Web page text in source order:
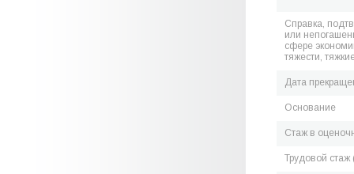
Справка,
или
сфере
тяжести,
Дата
Основание
Стаж в
Трудовой стаж